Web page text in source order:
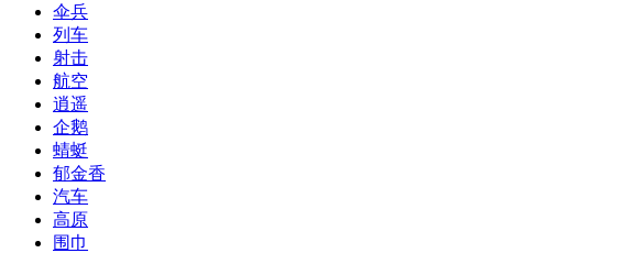
伞兵
列车
射击
航空
逍遥
企鹅
蜻蜓
郁金香
汽车
高原
围巾